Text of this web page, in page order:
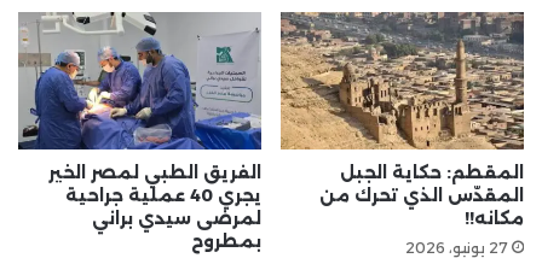
المقطم: حكاية الجبل
المقدّس الذي تحرك من
مكانه!!
27 يونيو، 2026
الفريق الطبي لمصر الخير
يجري 40 عملية جراحية
لمرضى سيدي براني
بمطروح